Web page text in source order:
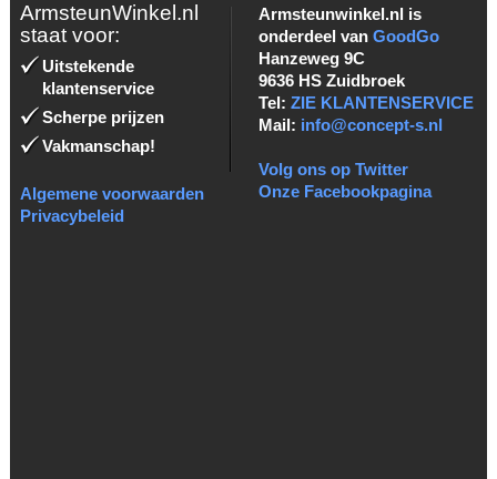
ArmsteunWinkel.nl
staat voor:
Uitstekende
klantenservice
Scherpe prijzen
Vakmanschap!
Algemene voorwaarden
Privacybeleid
Armsteunwinkel.nl is
onderdeel van GoodGo
Hanzeweg 9C
9636 HS Zuidbroek
Tel: ZIE KLANTENSERVICE
Mail: info@concept-s.nl
Volg ons op Twitter
Onze Facebookpagina